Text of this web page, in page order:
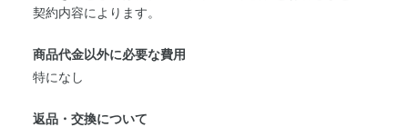
契約内容によります。
商品代金以外に必要な費用
特になし
返品・交換について